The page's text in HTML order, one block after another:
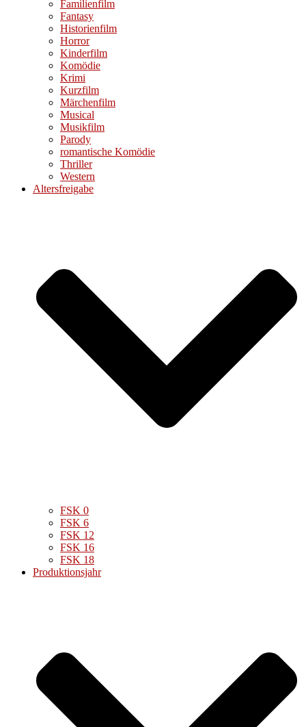
Familienfilm
Fantasy
Historienfilm
Horror
Kinderfilm
Komödie
Krimi
Kurzfilm
Märchenfilm
Musical
Musikfilm
Parody
romantische Komödie
Thriller
Western
Altersfreigabe
FSK 0
FSK 6
FSK 12
FSK 16
FSK 18
Produktionsjahr